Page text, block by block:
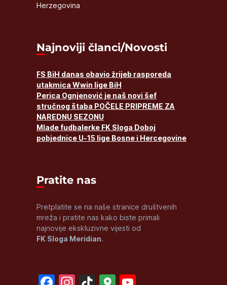
Herzegovina
Najnoviji članci/Novosti
FS BiH danas obavio žrijeb rasporeda
utakmica Wwin lige BiH
Perica Ognjenović je naš novi šef
stručnog štaba POČELE PRIPREME ZA
NAREDNU SEZONU
Mlade fudbalerke FK Sloga Doboj
pobjednice U-15 lige Bosne i Hercegovine
Pratite nas
Pretplatite se na naše stranice društvenih
mreža i pratite nas kako biste primali
najnovije ekskluzivne vijesti od
FK Sloga Meridian.